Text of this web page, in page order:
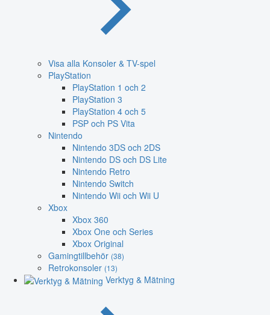
Visa alla Konsoler & TV-spel
PlayStation
PlayStation 1 och 2
PlayStation 3
PlayStation 4 och 5
PSP och PS Vita
Nintendo
Nintendo 3DS och 2DS
Nintendo DS och DS Lite
Nintendo Retro
Nintendo Switch
Nintendo Wii och Wii U
Xbox
Xbox 360
Xbox One och Series
Xbox Original
Gamingtillbehör (38)
Retrokonsoler (13)
Verktyg & Mätning